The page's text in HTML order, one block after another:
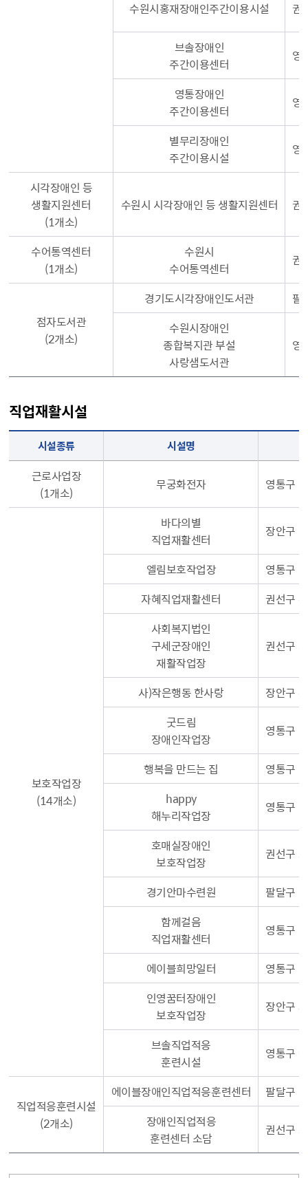
수원시홍재장애인주간이용시설 권
브솔장애인
주간이용센터
영
영통장애인
주간이용센터
영
별무리장애인
주간이용시설
영
시각장애인 등
생활지원센터
(1개소)
수원시 시각장애인 등 생활지원센터 권
수어통역센터
(1개소)
수원시
수어통역센터
권
점자도서관
(2개소)
경기도시각장애인도서관
팔
수원시장애인
종합복지관 부설
사랑샘도서관
영
직업재활시설
시설종류 시설명
근로사업장
(1개소)
무궁화전자 영통구
보호작업장
(14개소)
바다의별
직업재활센터
장안구
엘림보호작업장
영통구
자혜직업재활센터
권선구
사회복지법인
구세군장애인
재활작업장
권선구
사)작은행동 한사랑
장안구
굿드림
장애인작업장
영통구
행복을 만드는 집
영통구
happy
해누리작업장
영통구
호매실장애인
보호작업장
권선구
경기안마수련원
팔달구
함께걸음
직업재활센터
영통구
에이블희망일터
영통구
인영꿈터장애인
보호작업장
장안구
브솔직업적응
훈련시설
영통구
직업적응훈련시설
(2개소)
에이블장애인직업적응훈련센터
팔달구
장애인직업적응
훈련센터 소담
권선구